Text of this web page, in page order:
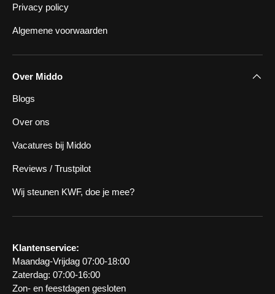
Privacy policy
Algemene voorwaarden
Over Middo
Blogs
Over ons
Vacatures bij Middo
Reviews / Trustpilot
Wij steunen KWF, doe je mee?
Klantenservice:
Maandag-Vrijdag 07:00-18:00
Zaterdag: 07:00-16:00
Zon- en feestdagen gesloten